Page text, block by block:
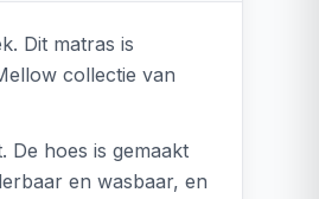
Dit matras is
collectie van
De hoes is gemaakt
en wasbaar, en